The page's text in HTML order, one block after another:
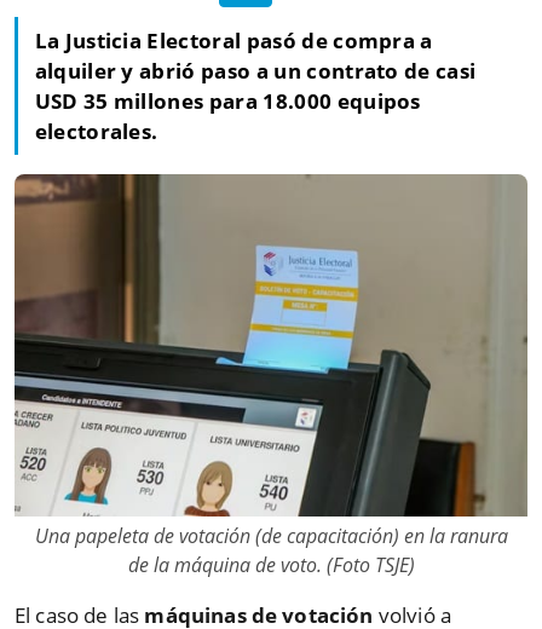
La Justicia Electoral pasó de compra a
alquiler y abrió paso a un contrato de casi
USD 35 millones para 18.000 equipos
electorales.
Una papeleta de votación (de capacitación) en la ranura
de la máquina de voto. (Foto TSJE)
El caso de las máquinas de votación volvió a